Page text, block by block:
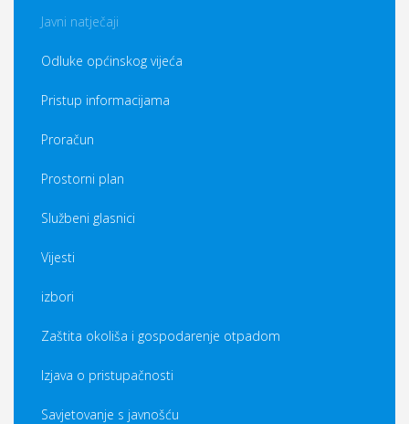
Javni natječaji
Odluke općinskog vijeća
Pristup informacijama
Proračun
Prostorni plan
Službeni glasnici
Vijesti
izbori
Zaštita okoliša i gospodarenje otpadom
Izjava o pristupačnosti
Savjetovanje s javnošću